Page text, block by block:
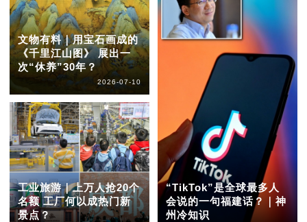
文物有料｜用宝石画成的
《千里江山图》 展出一
次“休养”30年？
2026-07-10
工业旅游｜上万人抢20个
名额 工厂何以成热门新
景点？
“TikTok”是全球最多人
会说的一句福建话？｜神
州冷知识